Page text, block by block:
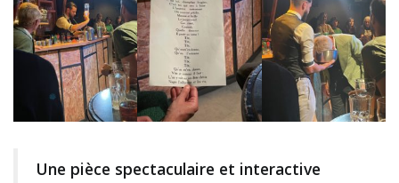
Une pièce spectaculaire et interactive